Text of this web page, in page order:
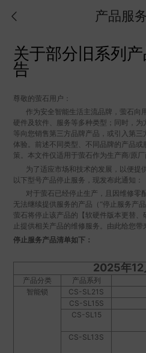
产品服
关于部分旧系列
告
尊敬的萤石用户：
作为安全智能生活主流品牌，萤石向
硬件及软件、服务等多种类型；同时，为
等向您销售第三方品牌产品，或引入第
体验。前述不同类型、不同品牌的产品
策。本文件仅适用于萤石作为生产商/原厂
为了适应市场和技术的发展，以便提
以下型号产品停止服务，现发布此通知：
对于萤石已经停止生产，且因维修零
无法继续提供服务的产品（“停止服务产
萤石将停止该产品的【软硬件版本更替
止提供相关产品的维修服务。由此给您带
停止服务产品清单如下：
2025年12
产品分类 产品系列
智能锁
CS-SL21S
CS-SL15S
CS-SL15
CS-SL13S